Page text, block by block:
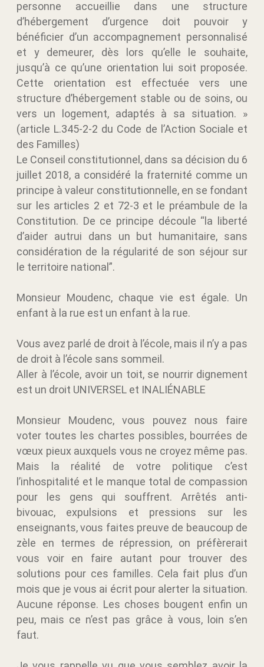
personne accueillie dans une structure
d’hébergement d’urgence doit pouvoir y
bénéficier d’un accompagnement personnalisé
et y demeurer, dès lors qu’elle le souhaite,
jusqu’à ce qu’une orientation lui soit proposée.
Cette orientation est effectuée vers une
structure d’hébergement stable ou de soins, ou
vers un logement, adaptés à sa situation. »
(article L.345-2-2 du Code de l’Action Sociale et
des Familles)
Le Conseil constitutionnel, dans sa décision du 6
juillet 2018, a considéré la fraternité comme un
principe à valeur constitutionnelle, en se fondant
sur les articles 2 et 72-3 et le préambule de la
Constitution. De ce principe découle “la liberté
d’aider autrui dans un but humanitaire, sans
considération de la régularité de son séjour sur
le territoire national”.
Monsieur Moudenc, chaque vie est égale. Un
enfant à la rue est un enfant à la rue.
Vous avez parlé de droit à l’école, mais il n’y a pas
de droit à l’école sans sommeil.
Aller à l’école, avoir un toit, se nourrir dignement
est un droit UNIVERSEL et INALIÉNABLE
Monsieur Moudenc, vous pouvez nous faire
voter toutes les chartes possibles, bourrées de
vœux pieux auxquels vous ne croyez même pas.
Mais la réalité de votre politique c’est
l’inhospitalité et le manque total de compassion
pour les gens qui souffrent. Arrêtés anti-
bivouac, expulsions et pressions sur les
enseignants, vous faites preuve de beaucoup de
zèle en termes de répression, on préfèrerait
vous voir en faire autant pour trouver des
solutions pour ces familles. Cela fait plus d’un
mois que je vous ai écrit pour alerter la situation.
Aucune réponse. Les choses bougent enfin un
peu, mais ce n’est pas grâce à vous, loin s’en
faut.